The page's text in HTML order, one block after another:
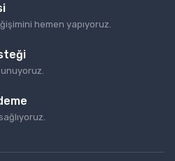
hemen yapıyoruz.